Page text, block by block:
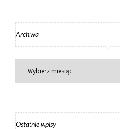
Archiwa
Ostatnie wpisy